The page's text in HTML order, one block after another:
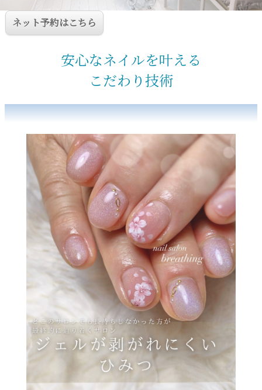
ネット予約はこちら
安心なネイルを叶える
こだわり技術